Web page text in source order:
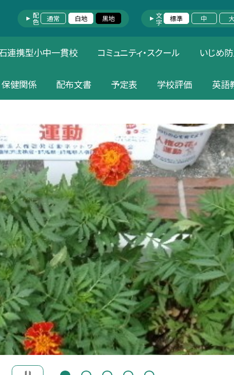
配色 通常 白地 黒地 文字 標準 中
連携型小中一貫校 コミュニティ・スクール いじめ
保健関係 配布文書 予定表 学校評価 英語